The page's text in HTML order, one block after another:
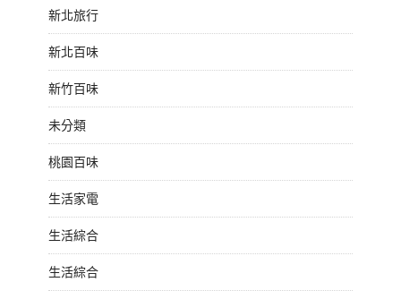
新北旅行
新北百味
新竹百味
未分類
桃園百味
生活家電
生活綜合
生活綜合